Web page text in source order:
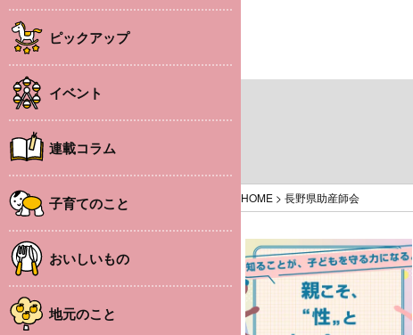
ピックアップ
イベント
連載コラム
子育てのこと
おいしいもの
地元のこと
HOME > 長野県助産師会